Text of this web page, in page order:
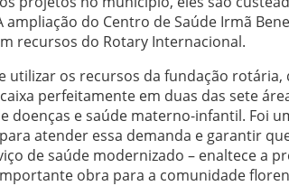
ampliação do Centro de Saúde Irmã
recursos do Rotary Internacional.
utilizar os recursos da fundação
perfeitamente em duas das sete
doenças e saúde materno-infantil. Foi
atender essa demanda e garantir
de saúde modernizado – enaltece a
obra para a comunidade